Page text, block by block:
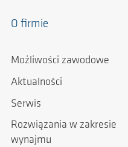
O firmie
Możliwości zawodowe
Aktualności
Serwis
Rozwiązania w zakresie
wynajmu